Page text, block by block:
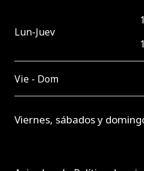
Lun-Juev
Vie - Dom
Viernes, sábados y